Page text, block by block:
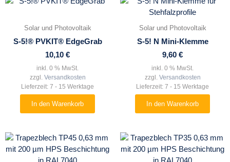
Solar und Photovoltaik
S-5!® PVKIT® EdgeGrab
10,10 €
inkl. 0 % MwSt.
zzgl. Versandkosten
Lieferzeit: 7 - 15 Werktage
In den Warenkorb
Solar und Photovoltaik
S-5! N Mini-Klemme
9,60 €
inkl. 0 % MwSt.
zzgl. Versandkosten
Lieferzeit: 7 - 15 Werktage
In den Warenkorb
Dieses
Produkt
weist
Dieses
Produkt
weist